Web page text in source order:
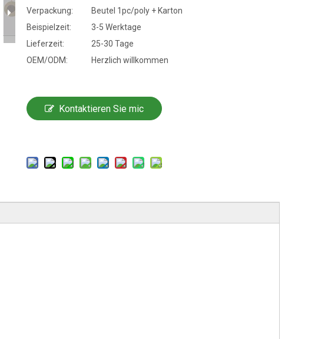
Verpackung:
Beutel 1pc/poly + Karton
Beispielzeit:
3-5 Werktage
Lieferzeit:
25-30 Tage
OEM/ODM:
Herzlich willkommen
Kontaktieren Sie mic